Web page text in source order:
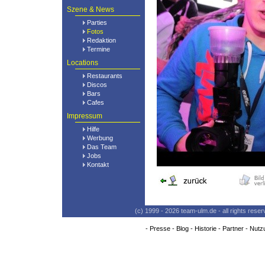
Szene & News
Parties
Fotos
Redaktion
Termine
Locations
Restaurants
Discos
Bars
Cafes
Impressum
Hilfe
Werbung
Das Team
Jobs
Kontakt
(c) 1999 - 2026 team-ulm.de - all rights
- Presse- Blog- Historie- Partner-